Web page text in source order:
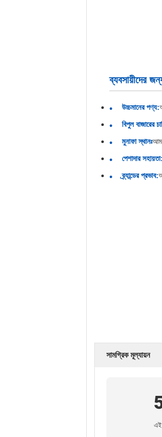
ব্যবসায়ীদের
উচ্চমানের পণ্য:
বিপুল বাজারের
মুনাফা স্থানঃ
পেশাদার সহায়তা:
ব্র্যান্ডের প্রভাব:
সামগ্রিক মূল্যায়ন
এই